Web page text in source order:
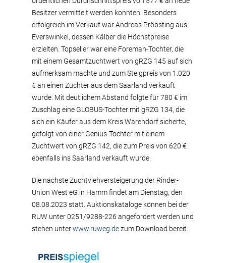
Besitzer vermittelt werden konnten. Besonders
erfolgreich im Verkauf war Andreas Pröbsting aus
Everswinkel, dessen Kälber die Höchstpreise
erzielten. Topseller war eine Foreman-Tochter, die
mit einem Gesamtzuchtwert von gRZG 145 auf sich
aufmerksam machte und zum Steigpreis von 1.020
€ an einen Züchter aus dem Saarland verkauft
wurde. Mit deutlichem Abstand folgte für 780 € im
Zuschlag eine GLOBUS-Tochter mit gRZG 134, die
sich ein Käufer aus dem Kreis Warendorf sicherte,
gefolgt von einer Genius-Tochter mit einem
Zuchtwert von gRZG 142, die zum Preis von 620 €
ebenfalls ins Saarland verkauft wurde.
Die nächste Zuchtviehversteigerung der Rinder-
Union West eG in Hamm findet am Dienstag, den
08.08.2023 statt. Auktionskataloge können bei der
RUW unter 0251/9288-226 angefordert werden und
stehen unterwww.ruweg.dezum Download bereit.